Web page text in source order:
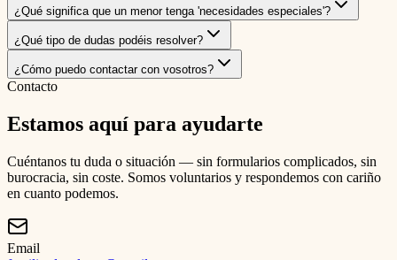
¿Qué significa que un menor tenga 'necesidades especiales'?
¿Qué tipo de dudas podéis resolver?
¿Cómo puedo contactar con vosotros?
Contacto
Estamos aquí para ayudarte
Cuéntanos tu duda o situación — sin formularios complicados, sin
burocracia, sin coste. Somos voluntarios y respondemos con cariño
en cuanto podemos.
Email